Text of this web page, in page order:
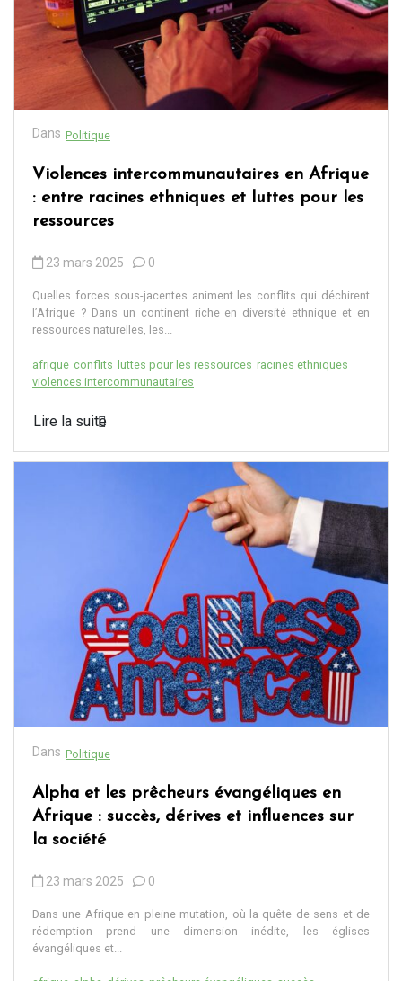
Dans Politique
Violences intercommunautaires en Afrique
: entre racines ethniques et luttes pour les
ressources
23 mars 2025 0
Quelles forces sous-jacentes animent les conflits qui déchirent
l’Afrique ? Dans un continent riche en diversité ethnique et en
ressources naturelles, les...
afrique conflits luttes pour les ressources racines ethniques
violences intercommunautaires
Lire la suite
Dans Politique
Alpha et les prêcheurs évangéliques en
Afrique : succès, dérives et influences sur
la société
23 mars 2025 0
Dans une Afrique en pleine mutation, où la quête de sens et de
rédemption prend une dimension inédite, les églises
évangéliques et...